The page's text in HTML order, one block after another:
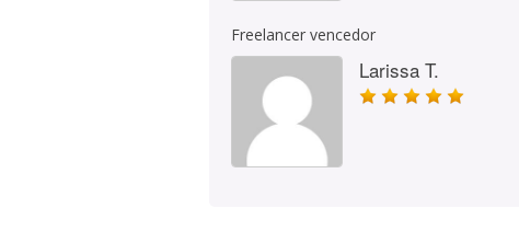
Freelancer vencedor
Larissa T.